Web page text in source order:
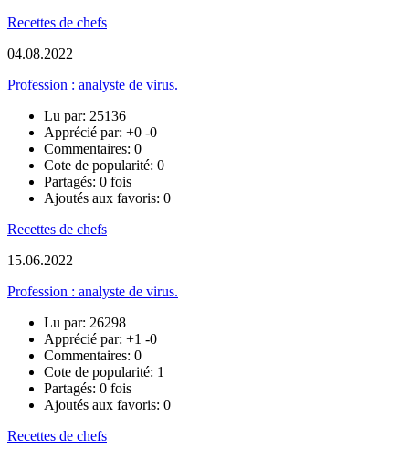
Recettes de chefs
04.08.2022
Profession : analyste de virus.
Lu par: 25136
Apprécié par: +0 -0
Commentaires: 0
Cote de popularité: 0
Partagés: 0 fois
Ajoutés aux favoris: 0
Recettes de chefs
15.06.2022
Profession : analyste de virus.
Lu par: 26298
Apprécié par: +1 -0
Commentaires: 0
Cote de popularité: 1
Partagés: 0 fois
Ajoutés aux favoris: 0
Recettes de chefs